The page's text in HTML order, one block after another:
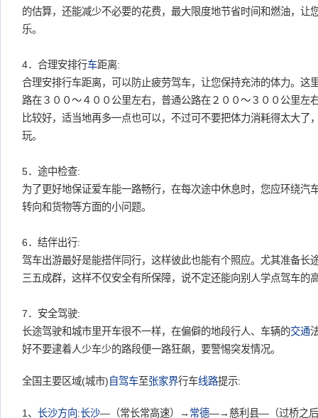
的估算，还能减少不必要的花费，最大限度地节省时间和燃油，让
乐。
4．合理安排行车距离:
合理安排行车距离，可以防止疲劳驾车，让您保持充沛的体力。这
路在３００～４００公里左右，普通公路在２００～３００公里左
比较好，适当地再多一点也可以，不过可不要把体力消耗得太大了
玩。
5．途中检查:
为了更好地保证爱车能一路畅行，在每次途中休息时，您应环绕汽
转向和货物等方面的小问题。
6．结伴出行:
驾车出游最好是能搭伴同行，这样彼此也能有个照应。尤其准备长
三五成群，这样不仅安全有所保障，说不定还能向别人学点驾车的
7．安全驾驶:
长途驾驶和城市里开车很不一样，在偏僻的地段行人、车辆的交通
好不要逮着人少车少的路段便一路狂飙，要警惕突发情况。
全国主要区域(城市) 自驾车至张家界行车线路提示:
1、 长沙方向:长沙—（常长常高速）→ 常德—→慈利县—（过桥之